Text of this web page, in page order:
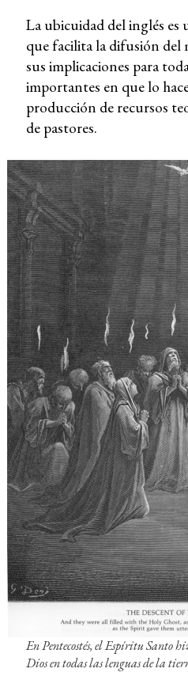
La ubicuidad del inglés es
que facilita la difusión del
sus implicaciones para
importantes en que lo
producción de recursos
de pastores.
En Pentecostés, el Espíritu Santo
Dios en todas las lenguas de la